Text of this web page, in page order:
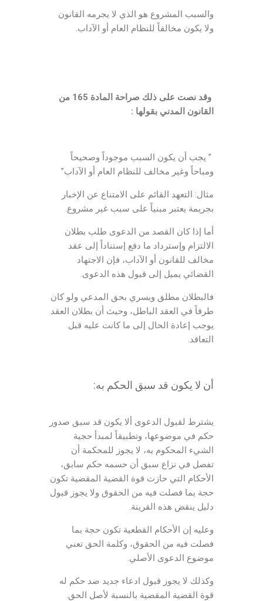
والسبب المشروع هو الذي لا يجرمه القانون
ولا يكون مخالفاً للنظام العام أو الآداب.
وقد نصت على ذلك صراحة المادة 165 من
القانون المدني بقولها :
” يجب أن يكون السبب موجوداً وصحيحاً
ومباحاً وغير مخالف للنظام العام أو الآداب”
مثال: التعهد القائم على الامتناع عن الإخبار
بجريمة يعتبر مبنياً على سبب غير مشروع.
أما إذا كان القصد من الدعوى طلب بطلان
الالتزام وإسترداد ما دفع إستناداً إلى عقد
مخالف للقانون أو الآداب، فإن الاجتهاد
القضائي يميل إلى قبول هذه الدعوى.
فالبطلان مطلق ويسري بحق المدعي ولو كان
طرفاً في العقد الباطل، وحيث أن بطلان العقد
يوجب إعادة الحال إلى ما كانت عليه قبل
التعاقد.
أن لا يكون قد سبق الحكم به:
يشترط لقبول الدعوى ألا يكون قد سبق صدور
حكم في موضوعها، وتطبيقاً لمبدأ حجية
الشيء المحكوم به، لا يجوز للمحكمة أن
تفصل في نزاع سبق أن حسمه حكم سابق،
الأحكام التي حازت قوة القضية المقضية تكون
حجة بما فصلت فيه من الحقوق ولا يجوز قبول
دليل ينقض هذه القرينة.
وعليه إن الأحكام القطعية تكون حجة بما
فصلت فيه من الحقوق، وكلمة الحق تعني
موضوع الدعوى الأصلي.
وكذلك لا يجوز قبول ادعاء جديد ضد حكم له
قوة القضية المقضية بالنسبة لأصل الحق.